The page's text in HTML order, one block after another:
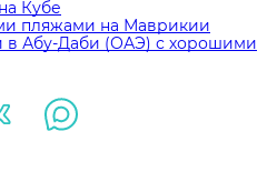
Кубе
пляжами на Маврикии
в Абу-Даби (ОАЭ) с хорошими